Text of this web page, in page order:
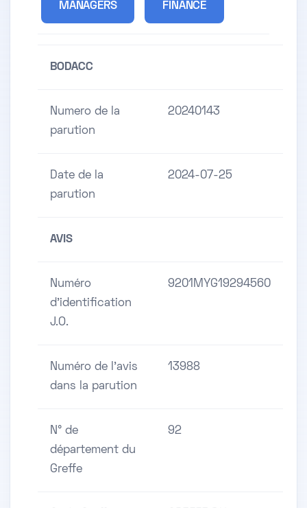
MANAGERS FINANCE
BODACC
Numero de la
parution
20240143
Date de la
parution
2024-07-25
AVIS
Numéro
d'identification
J.O.
9201MYG19294560
Numéro de l'avis
dans la parution
13988
N° de
département du
Greffe
92